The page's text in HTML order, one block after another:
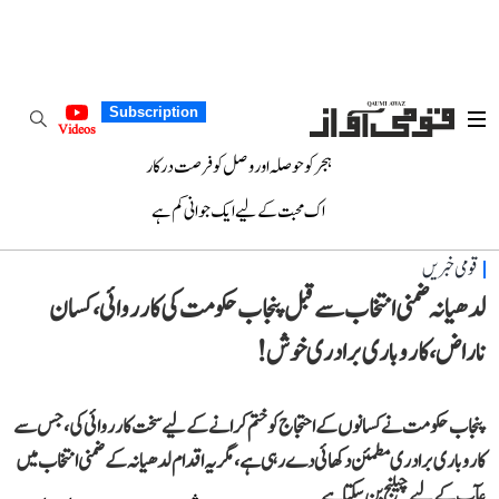
Subscription
Videos
ہجر کو حوصلہ اور وصل کو فرصت درکار
اک محبت کے لیے ایک جوانی کم ہے
قومی خبریں
لدھیانہ ضمنی انتخاب سے قبل پنجاب حکومت کی کارروائی، کسان
ناراض، کاروباری برادری خوش!
پنجاب حکومت نے کسانوں کے احتجاج کو ختم کرانے کے لیے سخت کارروائی کی، جس سے
کاروباری برادری مطمئن دکھائی دے رہی ہے، مگر یہ اقدام لدھیانہ کے ضمنی انتخاب میں